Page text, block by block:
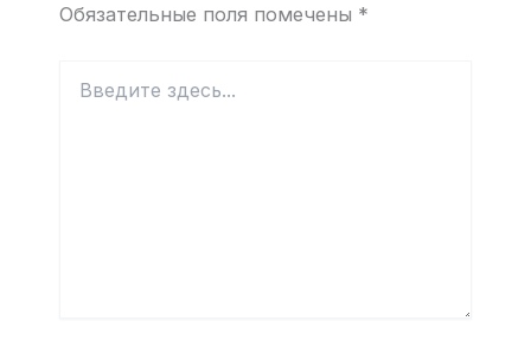
Обязательные поля помечены *
здесь...